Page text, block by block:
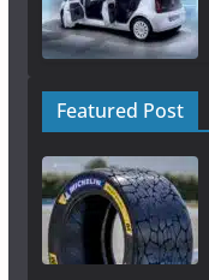
Featured Post